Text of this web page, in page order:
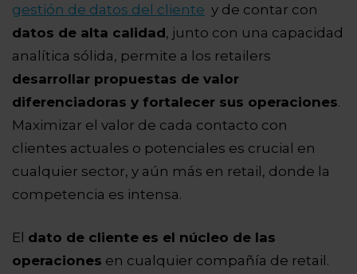
gestión de datos del cliente y de contar con
datos de alta calidad, junto con una capacidad
analítica sólida, permite a los retailers
desarrollar propuestas de valor
diferenciadoras y fortalecer sus operaciones.
Maximizar el valor de cada contacto con
clientes actuales o potenciales es crucial en
cualquier sector, y aún más en retail, donde la
competencia es intensa.
El dato de cliente es el núcleo de las
operaciones en cualquier compañía de retail.